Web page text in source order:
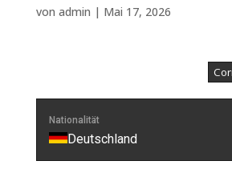
von admin | Mai 17, 2026
Nationalität
Deutschland